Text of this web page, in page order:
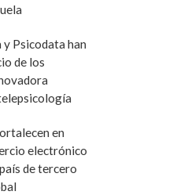
Psicodata han
de los
en
electrónico
de tercero